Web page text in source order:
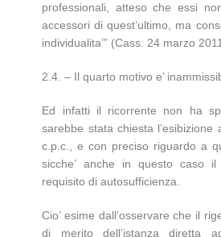
professionali, atteso che essi
accessori di quest’ultimo, ma
individualita’” (Cass. 24 marzo
2.4. – Il quarto motivo e’
Ed infatti il ricorrente non ha
sarebbe stata chiesta l’esibizione
c.p.c., e con preciso riguardo a
sicche’ anche in questo caso
requisito di autosufficienza.
Cio’ esime dall’osservare che il
di merito dell’istanza diretta